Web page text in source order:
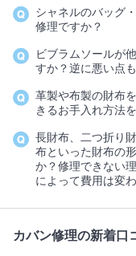
シャネルのバッグ
修理ですか？
ビブラムソールが
すか？逆に悪い点
革製や布製の財布
きるお手入れ方法
長財布、二つ折り
布といった財布の
か？修理できない
によって費用は変
カバン修理の新着口